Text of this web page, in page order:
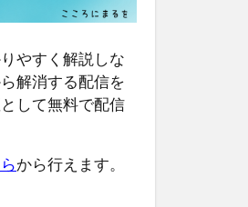
やすく解説しな
解消する配信を
して無料で配信
から行えます。